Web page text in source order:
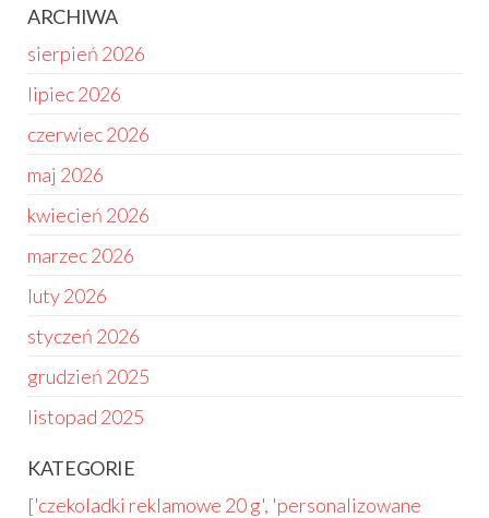
ARCHIWA
sierpień 2026
lipiec 2026
czerwiec 2026
maj 2026
kwiecień 2026
marzec 2026
luty 2026
styczeń 2026
grudzień 2025
listopad 2025
KATEGORIE
['czekoladki reklamowe 20 g', 'personalizowane